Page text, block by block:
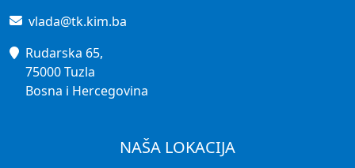
vlada@tk.kim.ba
Rudarska 65,
75000 Tuzla
Bosna i Hercegovina
NAŠA LOKACIJA